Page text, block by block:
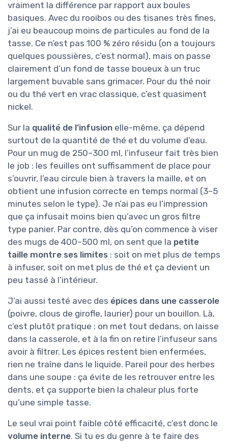
vraiment la différence par rapport aux boules
basiques. Avec du rooibos ou des tisanes très fines,
j’ai eu beaucoup moins de particules au fond de la
tasse. Ce n’est pas 100 % zéro résidu (on a toujours
quelques poussières, c’est normal), mais on passe
clairement d’un fond de tasse boueux à un truc
largement buvable sans grimacer. Pour du thé noir
ou du thé vert en vrac classique, c’est quasiment
nickel.
Sur la qualité de l’infusion elle-même, ça dépend
surtout de la quantité de thé et du volume d’eau.
Pour un mug de 250–300 ml, l’infuseur fait très bien
le job : les feuilles ont suffisamment de place pour
s’ouvrir, l’eau circule bien à travers la maille, et on
obtient une infusion correcte en temps normal (3–5
minutes selon le type). Je n’ai pas eu l’impression
que ça infusait moins bien qu’avec un gros filtre
type panier. Par contre, dès qu’on commence à viser
des mugs de 400–500 ml, on sent que la petite
taille montre ses limites : soit on met plus de temps
à infuser, soit on met plus de thé et ça devient un
peu tassé à l’intérieur.
J’ai aussi testé avec des épices dans une casserole
(poivre, clous de girofle, laurier) pour un bouillon. Là,
c’est plutôt pratique : on met tout dedans, on laisse
dans la casserole, et à la fin on retire l’infuseur sans
avoir à filtrer. Les épices restent bien enfermées,
rien ne traîne dans le liquide. Pareil pour des herbes
dans une soupe : ça évite de les retrouver entre les
dents, et ça supporte bien la chaleur plus forte
qu’une simple tasse.
Le seul vrai point faible côté efficacité, c’est donc le
volume interne. Si tu es du genre à te faire des